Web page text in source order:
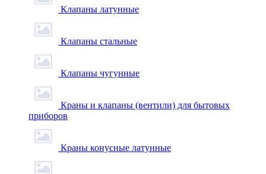
Клапаны латунные
Клапаны стальные
Клапаны чугунные
Краны и клапаны (вентили) для бытовых
приборов
Краны конусные латунные